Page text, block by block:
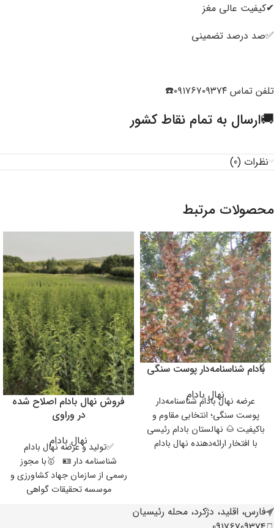
✔کیفیت عالی مغز
✅️صد درصد تضمینی
تلفن تماس ۰۹۱۷۶۷۰۹۳۷۴☎️
🚚ارسال به تمام نقاط کشور
نظرات (0)
محصولات مرتبط
بادام شناسنامه‌دار پوست سنگی
نهال بادام
عرضه نهال بادام شناسنامه‌دار
پوست سنگی؛ انتخابی مقاوم و
باکیفیت 🌰 نهالستان بادام رئیسی
با افتخار ارائه‌دهنده نهال بادام
فروش نهال بادام اصلاح شده
در وراوی
نهال بادام
✅️تولید و عرضه نهال بادام
شناسنامه دار 🪪 🥇با مجوز
رسمی از سازمان جهاد کشاورزی و
موسسه تحقیقات گواهی
فارس، اقلید، دژکرد، محله رئیسیان